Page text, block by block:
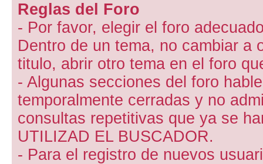
Reglas del Foro
- Por favor, elegir el foro
Dentro de un tema, no cambiar a
titulo, abrir otro tema en el foro
- Algunas secciones del foro
temporalmente cerradas y no
consultas repetitivas que ya se
UTILIZAD EL BUSCADOR.
- Para el registro de nuevos